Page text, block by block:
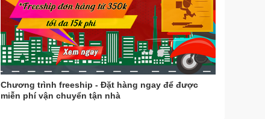
Chương trình freeship - Đặt hàng ngay để được
miễn phí vận chuyển tận nhà